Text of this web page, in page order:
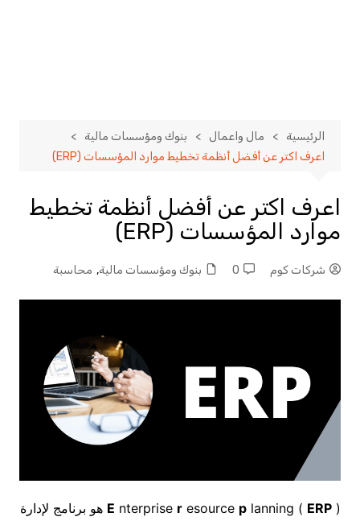
الرئيسية مال واعمال
بنوك ومؤسسات مالية
اعرف اكتر عن أفضل أنظمة تخطيط موارد المؤسسات (ERP)
اعرف اكتر عن أفضل أنظمة تخطيط
موارد المؤسسات (ERP)
شركات كوم 0 بنوك ومؤسسات مالية, محاسبة
E nterprise r esource p lanning ( ERP
) هو برنامج لإدارة